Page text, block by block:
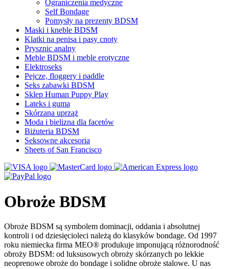
Ograniczenia medyczne
Self Bondage
Pomysły na prezenty BDSM
Maski i kneble BDSM
Klatki na penisa i pasy cnoty
Prysznic analny
Meble BDSM i meble erotyczne
Elektroseks
Pejcze, floggery i paddle
Seks zabawki BDSM
Sklep Human Puppy Play
Lateks i guma
Skórzana uprząż
Moda i bielizna dla facetów
Biżuteria BDSM
Seksowne akcesoria
Sheets of San Francisco
Obroże BDSM
Obroże BDSM są symbolem dominacji, oddania i absolutnej
kontroli i od dziesięcioleci należą do klasyków bondage. Od 1997
roku niemiecka firma MEO® produkuje imponującą różnorodność
obroży BDSM: od luksusowych obroży skórzanych po lekkie
neoprenowe obroże do bondage i solidne obroże stalowe. U nas